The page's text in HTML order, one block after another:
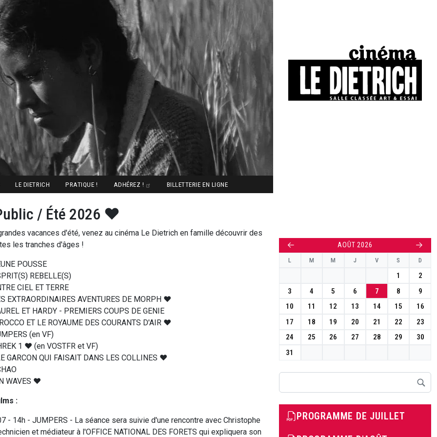
LE DIETRICH PRATIQUE ! ADHÉREZ ! BILLETTERIE EN LIGNE
/ Été 2026 ♥
vacances d'été, venez au cinéma Le Dietrich en famille découvrir des
les tranches d'âges !
POUSSE
REBELLE(S)
CIEL ET TERRE
EXTRAORDINAIRES AVENTURES DE MORPH ♥
ET HARDY - PREMIERS COUPS DE GENIE
ET LE ROYAUME DES COURANTS D'AIR ♥
(en VF)
1 ♥ (en VOSTFR et VF)
GARCON QUI FAISAIT DANS LES COLLINES ♥
WAVES ♥
:
- 14h - JUMPERS - La séance sera suivie d'une rencontre avec Christophe
et médiateur à l'OFFICE NATIONAL DES FORETS qui expliquera son
← AOÛT 2026 →
L M M J V S D
1
2
3
4 5 6 7 8
9
10
11 12 13 14 15
16
17
18 19 20 21 22
23
24
25 26 27 28 29
30
31
PROGRAMME DE JUILLET